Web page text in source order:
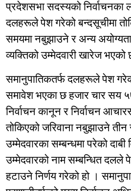
प्रदेशसभा सदस्यको निर्वाचनका
दलहरूले पेश गरेको बन्दसूचीमा
समयमा नबुझाउने र अन्य
व्यक्तिको उम्मेदवारी खारेज भएको
समानुपातिकतर्फ दलहरूले पेश
समावेश भएका छ हजार चार सय
निर्वाचन कानून र निर्वाचन
तोकिएको जरिवाना नबुझाउने
उम्मेदवारका सम्बन्धमा परेको
उम्मेदवारको नाम सम्बन्धित दलले
हटाउने निर्णय गरेको हो ।